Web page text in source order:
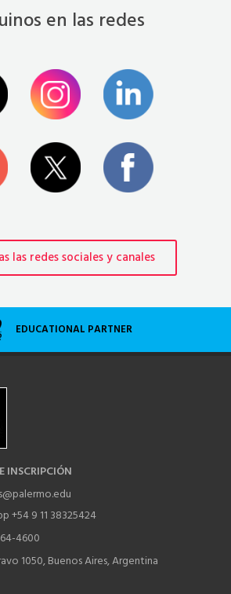
en las redes
las redes sociales y canales
EDUCATIONAL PARTNER
INSCRIPCIÓN
+54 9 11 38325424
4600
1050, Buenos Aires, Argentina